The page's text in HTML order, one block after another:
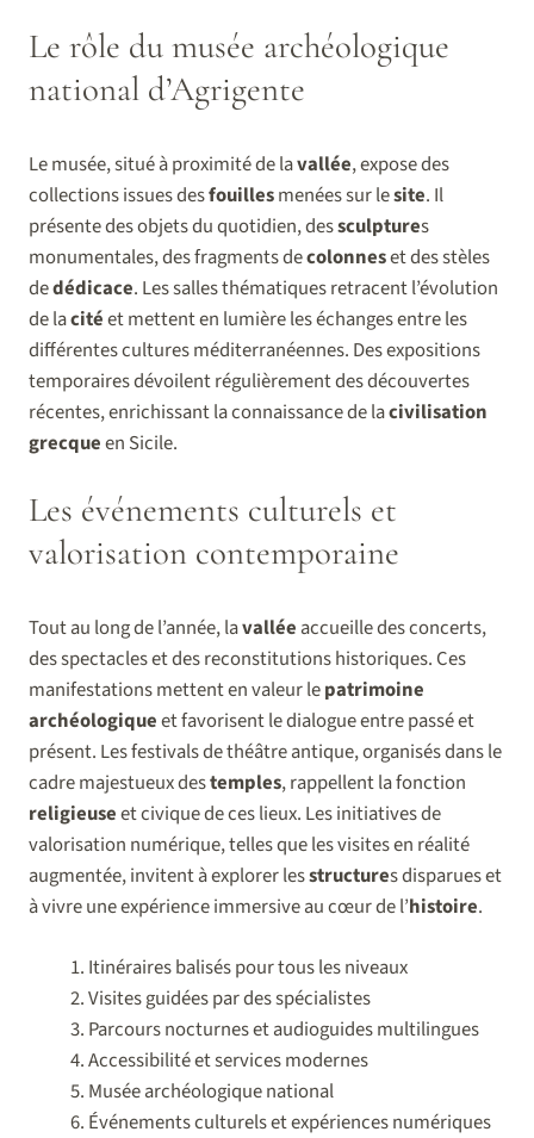
Le rôle du musée archéologique
national d’Agrigente
Le musée, situé à proximité de lavallée, expose des
collections issues desfouillesmenées sur lesite. Il
présente des objets du quotidien, dessculptures
monumentales, des fragments decolonneset des stèles
dedédicace. Les salles thématiques retracent l’évolution
de lacitéet mettent en lumière les échanges entre les
différentes cultures méditerranéennes. Des expositions
temporaires dévoilent régulièrement des découvertes
récentes, enrichissant la connaissance de lacivilisation
grecqueen Sicile.
Les événements culturels et
valorisation contemporaine
Tout au long de l’année, lavallée accueille des concerts,
des spectacles et des reconstitutions historiques. Ces
manifestations mettent en valeur lepatrimoine
archéologiqueet favorisent le dialogue entre passé et
présent. Les festivals de théâtre antique, organisés dans le
cadre majestueux destemples, rappellent la fonction
religieuseet civique de ces lieux. Les initiatives de
valorisation numérique, telles que les visites en réalité
augmentée, invitent à explorer lesstructures disparues et
à vivre une expérience immersive au cœur de l’histoire.
Itinéraires balisés pour tous les niveaux
Visites guidées par des spécialistes
Parcours nocturnes et audioguides multilingues
Accessibilité et services modernes
Musée archéologique national
Événements culturels et expériences numériques